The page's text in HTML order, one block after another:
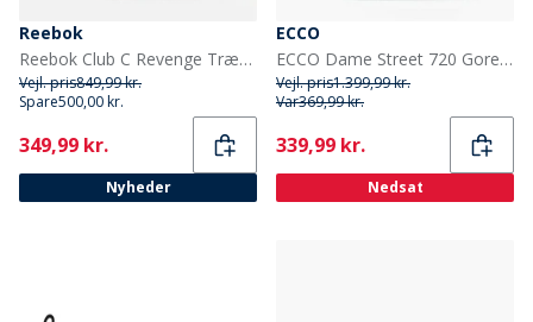
Reebok
Reebok Club C Revenge Træningssko Pink Clay/Pink Clay/Chalk
Vejl. pris849,99 kr.
Spare500,00 kr.
Current
349,99 kr.
Nyheder
ECCO
ECCO Dame Street 720 Goretex Træningssko Emerald
Vejl. pris1.399,99 kr.
Var369,99 kr.
Current
339,99 kr.
Nedsat